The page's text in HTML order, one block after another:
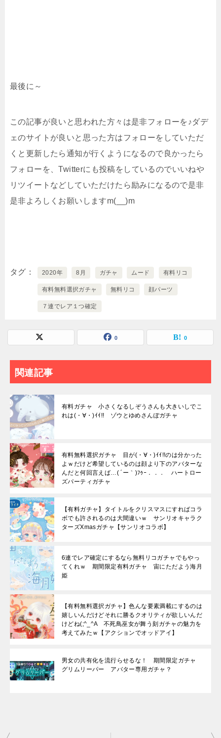
最後に～
この記事が良いと思われた方々は是非フォローを♪ダデ
ェのサイトが良いと思った方はフォローをしていただ
くと更新したら通知が行くようになるので良かったら
フォローを、Twitterにも投稿をしているのでいいねや
リツイートなどしていただけたら励みになるので是非
是非よろしくお願いしますm(__)m
タグ 2020年 8月 ガチャ ムード 有料リコ
有料無料選択ガチャ 無料リコ 顔パーツ
７連でレア１つ確定
0 0
関連記事
有料ガチャ 小さくなるしぞうさんも大きいしでこ
れは(・∀・)ｲｲ!! ゾウとゆめさんぽガチャ
有料無料選択ガチャ 目が(・∀・)ｲｲ!!のは分かった
よｗだけど希望しているのは顔より下のアバターな
んだと何回言えば…( ´ー｀)ﾌｩｰ．．． ハートロー
ズパーティガチャ
【有料ガチャ】タイトルをクリスマスにすればコラ
ボでも許されるのは大間違いｗ サンリオキャラク
ターズXmasガチャ【サンリオコラボ】
6連でレア確定にするなら無料リコガチャでもやっ
てくれｗ 期間限定有料ガチャ 宙にただよう海月
姫
【有料無料選択ガチャ】色んな要素満載にするのは
嬉しいんだけどそれに勝るクオリティが欲しいんだ
けどね(;^_^A 不死鳥巫女が舞う刻ガチャの魅力を
考えてみたｗ【アクションでオッドアイ】
男女の共有化を流行らせるな！ 期間限定ガチャ
グリムリーパー アバター専用ガチャ？